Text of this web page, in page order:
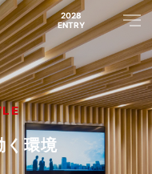
2028
ENTRY
く環境